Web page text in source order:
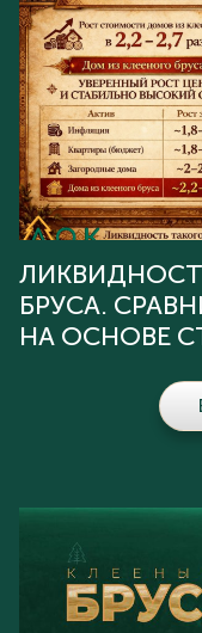
БРУСА.
НА ОСНОВЕ